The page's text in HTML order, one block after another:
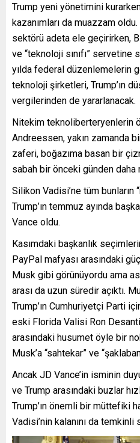
Trump yeni yönetimini
kazanımları da muazzam
sektörü adeta ele geçirirken,
ve “teknoloji sınıfı” servetine
yılda federal düzenlemelerin
teknoloji şirketleri, Trump’ın
vergilerinden de yararlanacak.
Nitekim teknoliberteryenlerin
Andreessen, yakın zamanda
zaferi, boğazıma basan bir
sabah bir önceki günden daha
Silikon Vadisi’ne tüm
Trump’ın temmuz ayında
Vance oldu.
Kasımdaki başkanlık
PayPal mafyası arasındaki
Musk gibi görünüyordu ama
arası da uzun süredir açıktı.
Trump’ın Cumhuriyetçi Parti
eski Florida Valisi Ron
arasındaki husumet öyle bir
Musk’a “sahtekar” ve
Ancak JD Vance’in isminin
ve Trump arasındaki buzlar
Trump’ın önemli bir müttefiki
Vadisi’nin kalanını da